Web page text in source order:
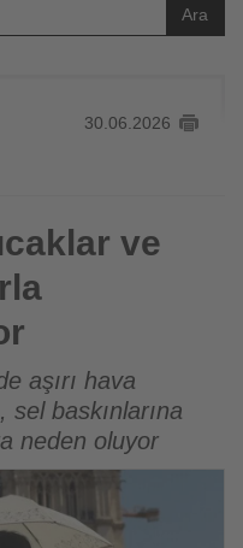
Ara
30.06.2026
mücadele ediyor ve
aşırı hava
sel baskınlarına
neden oluyor